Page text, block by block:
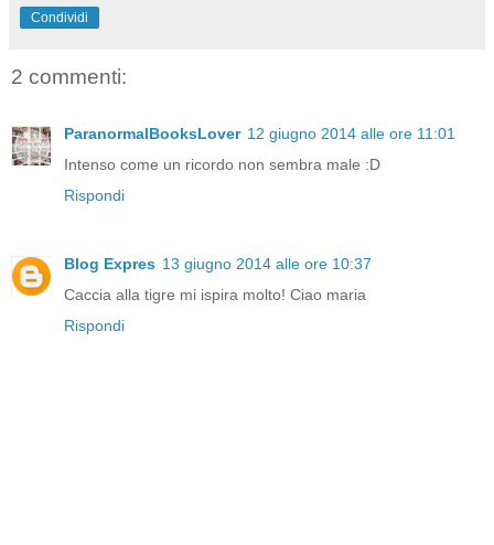
Condividi
2 commenti:
ParanormalBooksLover 12 giugno 2014 alle ore 11:01
Intenso come un ricordo non sembra male :D
Rispondi
Blog Expres 13 giugno 2014 alle ore 10:37
Caccia alla tigre mi ispira molto! Ciao maria
Rispondi